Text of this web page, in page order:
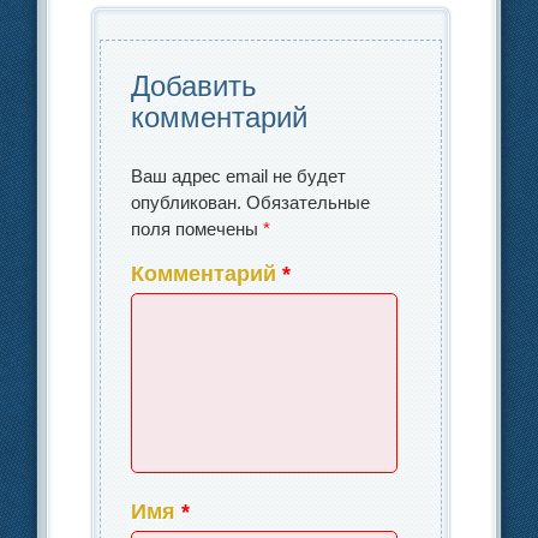
o
k
ть
Добавить
комментарий
Ваш адрес email не будет
опубликован. Обязательные
поля помечены*
Комментарий*
Имя*